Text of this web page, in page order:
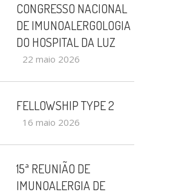
CONGRESSO NACIONAL
DE IMUNOALERGOLOGIA
DO HOSPITAL DA LUZ
22 maio 2026
FELLOWSHIP TYPE 2
16 maio 2026
15ª REUNIÃO DE
IMUNOALERGIA DE